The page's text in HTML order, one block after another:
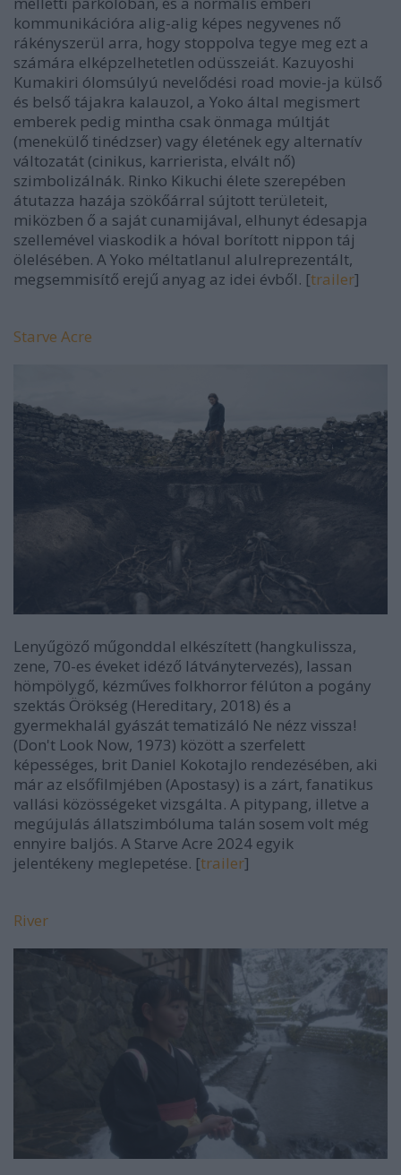
kommunikációra alig-alig képes negyvenes nő
rákényszerül arra, hogy stoppolva tegye meg ezt a
számára elképzelhetetlen odüsszeiát. Kazuyoshi
Kumakiri ólomsúlyú nevelődési road movie-ja külső
és belső tájakra kalauzol, a Yoko által megismert
emberek pedig mintha csak önmaga múltját
(menekülő tinédzser) vagy életének egy alternatív
változatát (cinikus, karrierista, elvált nő)
szimbolizálnák. Rinko Kikuchi élete szerepében
átutazza hazája szökőárral sújtott területeit,
miközben ő a saját cunamijával, elhunyt édesapja
szellemével viaskodik a hóval borított nippon táj
ölelésében. AYoko méltatlanul alulreprezentált,
megsemmisítő erejű anyag az idei évből. [trailer]
Starve Acre
Lenyűgöző műgonddal elkészített (hangkulissza,
zene, 70-es éveket idéző látványtervezés), lassan
hömpölygő, kézműves folkhorror félúton a pogány
szektás Örökség (Hereditary, 2018) és a
gyermekhalál gyászát tematizáló Ne nézz vissza!
(Don't Look Now, 1973) között a szerfelett
képességes, brit Daniel Kokotajlo rendezésében, aki
már az elsőfilmjében (Apostasy) is a zárt, fanatikus
vallási közösségeket vizsgálta. A pitypang, illetve a
megújulás állatszimbóluma talán sosem volt még
ennyire baljós. A Starve Acre 2024 egyik
jelentékeny meglepetése. [trailer]
River